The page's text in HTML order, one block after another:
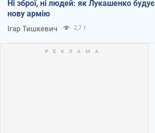
Ні зброї, ні людей: як Лукашенко будує
нову армію
Ігар Тишкевич 2,7 т.